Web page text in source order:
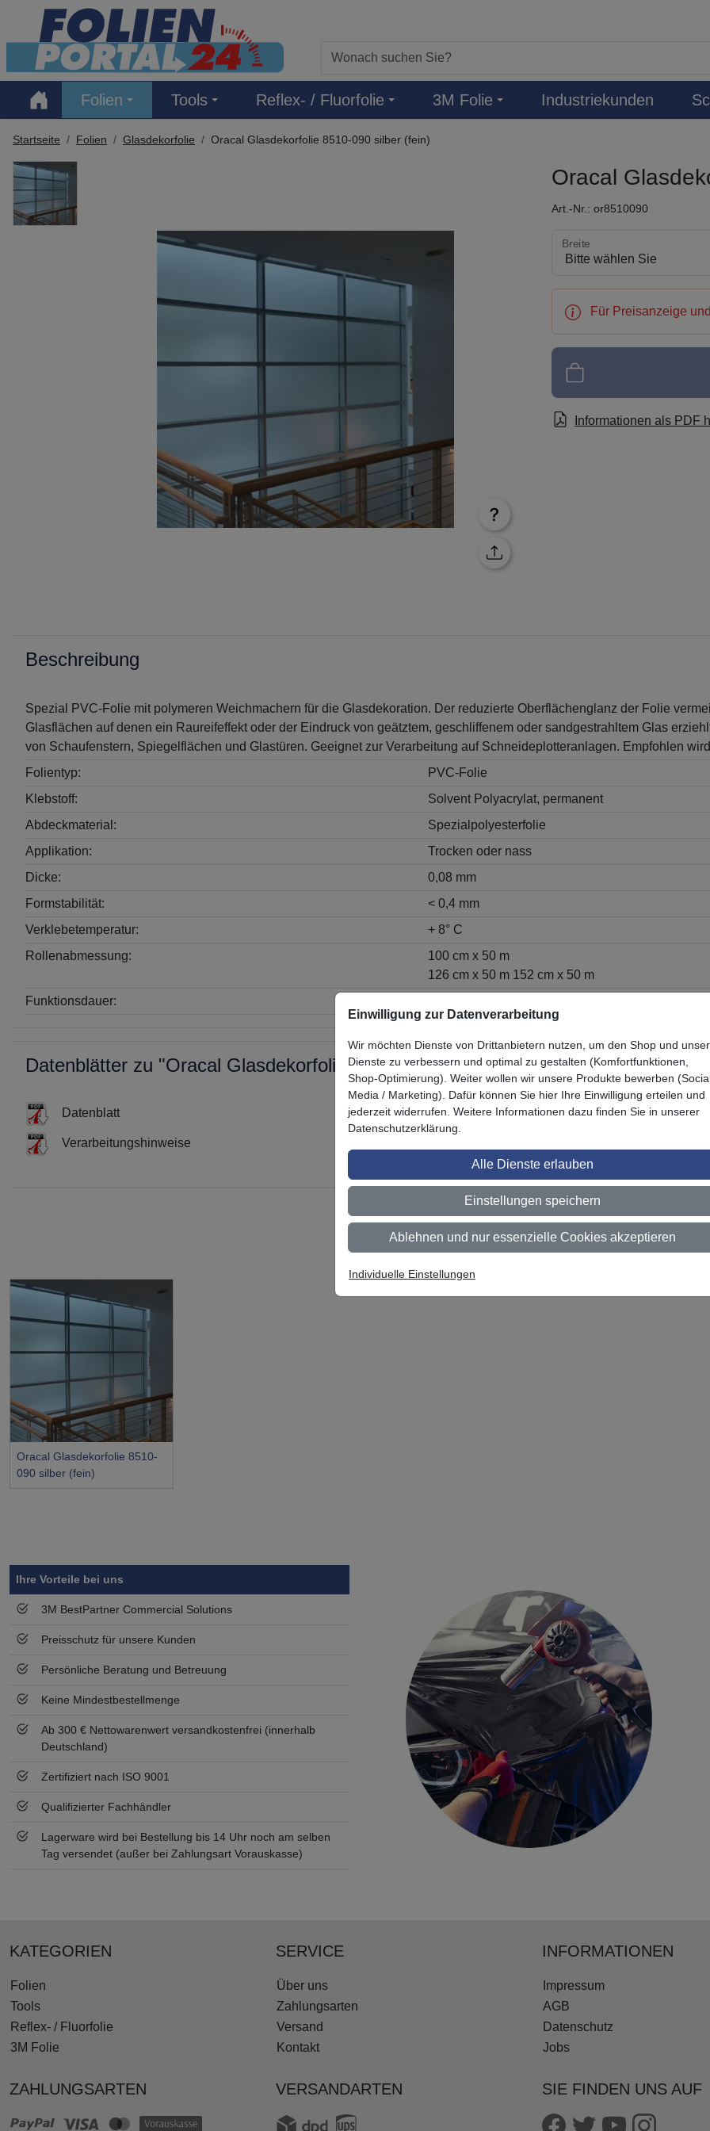
Hauptregion der Seite anspringen
Folien Tools Reflex- / Fluorfolie 3M Folie Industriekunden
Startseite Folien Glasdekorfolie Oracal Glasdekorfolie 8510-090 silber (fein)
Oracal
Art.-Nr.: or8510090
Breite wählen
Breite
Für Preisanzeige
Informationen als PDF
Beschreibung
Spezial PVC-Folie mit polymeren Weichmachern für die Glasdekoration. Der reduzierte Oberflächenglanz der Folie
Glasflächen auf denen ein Raureifeffekt oder der Eindruck von geätztem, geschliffenem oder sandgestrahltem Glas
von Schaufenstern, Spiegelflächen und Glastüren. Geeignet zur Verarbeitung auf Schneideplotteranlagen. Empfohlen
Folientyp:
PVC-Folie
Klebstoff:
Solvent Polyacrylat, permanent
Abdeckmaterial:
Spezialpolyesterfolie
Applikation:
Trocken oder nass
Dicke:
0,08 mm
Formstabilität:
< 0,4 mm
Verklebetemperatur:
+ 8° C
Rollenabmessung:
100 cm x 50 m
126 cm x 50 m 152 cm x 50 m
Funktionsdauer:
Datenblätter zu "Oracal Glasdekorfolie 8510-090 silber (fein)"
Datenblatt
Verarbeitungshinweise
Zuletzt angesehen
Oracal Glasdekorfolie 8510-
090 silber (fein)
Ihre Vorteile bei uns
3M BestPartner Commercial Solutions
Preisschutz für unsere Kunden
Persönliche Beratung und Betreuung
Keine Mindestbestellmenge
Ab 300 € Nettowarenwert versandkostenfrei (innerhalb
Deutschland)
Zertifiziert nach ISO 9001
Qualifizierter Fachhändler
Lagerware wird bei Bestellung bis 14 Uhr noch am selben
Tag versendet (außer bei Zahlungsart Vorauskasse)
KATEGORIEN
Folien
Tools
Reflex- / Fluorfolie
3M Folie
SERVICE
Über uns
Zahlungsarten
Versand
Kontakt
INFORMATIONEN
Impressum
AGB
Datenschutz
Jobs
ZAHLUNGSARTEN VERSANDARTEN SIE FINDEN UNS AUF
Einwilligung zur Datenverarbeitung
Wir möchten Dienste von Drittanbietern nutzen, um den Shop und
Dienste zu verbessern und optimal zu gestalten (Komfortfunktionen,
Shop-Optimierung). Weiter wollen wir unsere Produkte bewerben
Media / Marketing). Dafür können Sie hier Ihre Einwilligung erteilen und
jederzeit widerrufen. Weitere Informationen dazu finden Sie in unserer
Datenschutzerklärung.
Alle Dienste erlauben
Einstellungen speichern
Ablehnen und nur essenzielle Cookies akzeptieren
Individuelle Einstellungen